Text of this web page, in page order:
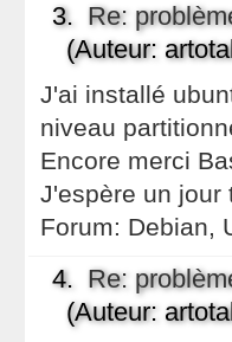
3. Re:
(Auteur:
J'ai installé
niveau
Encore merci
J'espère un jour
Forum: Debian,
4. Re:
(Auteur: